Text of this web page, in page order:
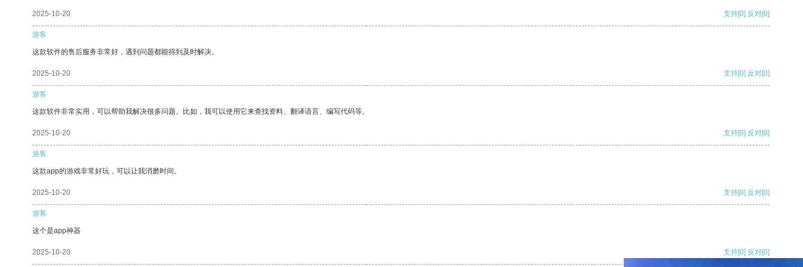
2025-10-20 支持[0] 反对[0]
游客
这款软件的售后服务非常好，遇到问题都能得到及时解决。
2025-10-20 支持[0] 反对[0]
游客
这款软件非常实用，可以帮助我解决很多问题。比如，我可以使用它来查找资料、翻译语言、编写代码等。
2025-10-20 支持[0] 反对[0]
游客
这款app的游戏非常好玩，可以让我消磨时间。
2025-10-20 支持[0] 反对[0]
游客
这个是app神器
2025-10-20 支持[0] 反对[0]